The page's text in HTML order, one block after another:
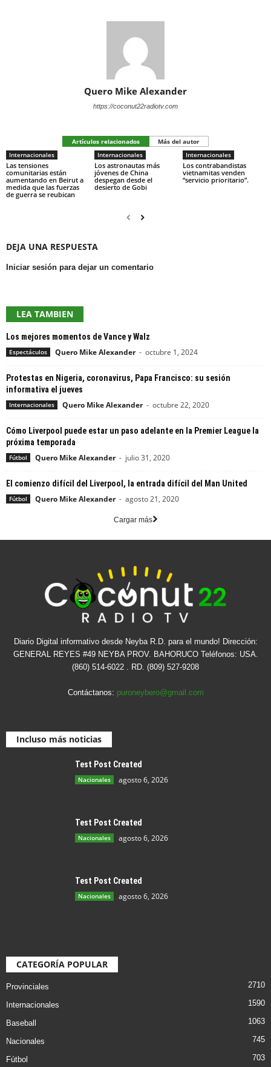
Quero Mike Alexander
https://coconut22radiotv.com
Artículos relacionados
Más del autor
Internacionales
Las tensiones
comunitarias están
aumentando en Beirut a
medida que las fuerzas
de guerra se reubican
Internacionales
Los astronautas más
jóvenes de China
despegan desde el
desierto de Gobi
Internacionales
Los contrabandistas
vietnamitas venden
“servicio prioritario”.
DEJA UNA RESPUESTA
Iniciar sesión para dejar un comentario
LEA TAMBIEN
Los mejores momentos de Vance y Walz
Espectáculos Quero Mike Alexander - octubre 1, 2024
Protestas en Nigeria, coronavirus, Papa Francisco: su sesión
informativa el jueves
Internacionales Quero Mike Alexander - octubre 22, 2020
Cómo Liverpool puede estar un paso adelante en la Premier League la
próxima temporada
Fútbol Quero Mike Alexander - julio 31, 2020
El comienzo difícil del Liverpool, la entrada difícil del Man United
Fútbol Quero Mike Alexander - agosto 21, 2020
Cargar más
Diario Digital informativo desde Neyba R.D. para el mundo! Dirección:
GENERAL REYES #49 NEYBA PROV. BAHORUCO Teléfonos: USA.
(860) 514-6022 . RD. (809) 527-9208
Contáctanos: puroneybero@gmail.com
Incluso más noticias
Test Post Created
Nacionales agosto 6, 2026
Test Post Created
Nacionales agosto 6, 2026
Test Post Created
Nacionales agosto 6, 2026
CATEGORÍA POPULAR
Provinciales 2710
Internacionales 1590
Baseball 1063
Nacionales 745
Fútbol 703